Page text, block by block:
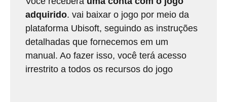
adquirido. vai baixar o jogo por meio da
plataforma Ubisoft, seguindo as instruções
detalhadas que fornecemos em um
manual. Ao fazer isso, você terá acesso
irrestrito a todos os recursos do jogo